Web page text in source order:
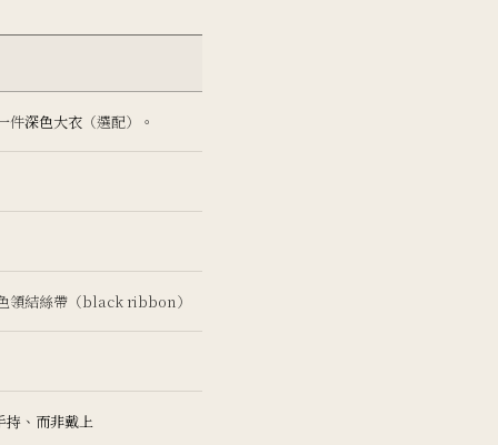
件深色大衣（選配）。
領結絲帶（black ribbon）
持、而非戴上